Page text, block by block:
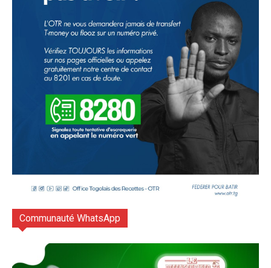
Communauté WhatsApp